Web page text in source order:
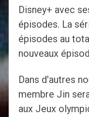
Disney+ avec
épisodes. La
épisodes au
nouveaux
Dans d'autres
membre Jin
aux Jeux